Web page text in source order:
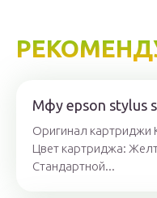
Мфу epson stylus
Оригинал картриджи
Цвет картриджа:
Стандартной...